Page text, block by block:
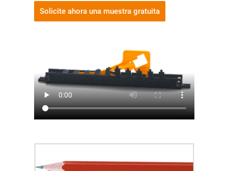
Solicite ahora una muestra gratuita